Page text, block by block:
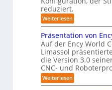
m
e
r
a
s
y
s
t
e
f
ü
r
R
e
i
n
r
g
s
v
e
r
g
l
e
i
c
h
reduziert.
Weiterlesen:
Z
w
e
i
-
S
t
a
t
i
Präsentation von
Auf der Ency World
Limassol
die Version 3.0
CNC- und
Weiterlesen:
P